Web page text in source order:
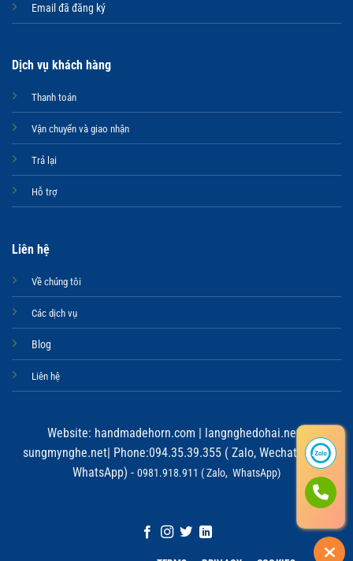
Email đã đăng ký
Dịch vụ khách hàng
Thanh toán
Vận chuyển và giao nhận
Trả lại
Hỗ trợ
Liên hệ
Về chúng tôi
Các dịch vụ
Blog
Liên hệ
Website: handmadehorn.com | langnghedohai.net
sungmynghe.net| Phone:094.35.39.355 ( Zalo, Wechat, Viber,
WhatsApp) - 0981.918.911 ( Zalo, WhatsApp)